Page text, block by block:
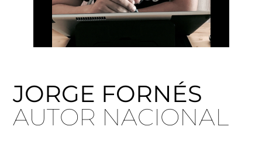
JORGE FORNÉS
AUTOR NACIONAL